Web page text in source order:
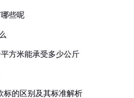
些呢
方米能承受多少公斤
标的区别及其标准解析